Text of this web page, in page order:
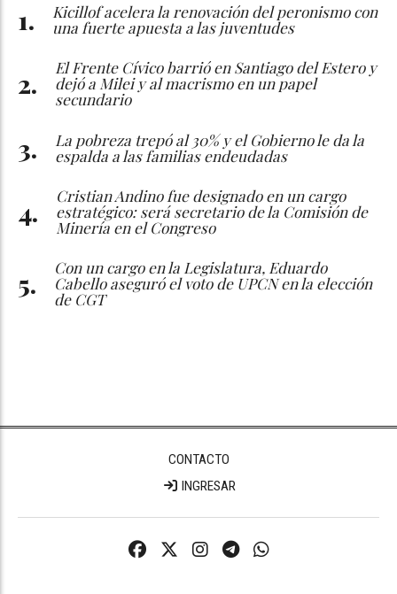
Kicillof acelera la renovación del peronismo con
una fuerte apuesta a las juventudes
El Frente Cívico barrió en Santiago del Estero y
dejó a Milei y al macrismo en un papel
secundario
La pobreza trepó al 30% y el Gobierno le da la
espalda a las familias endeudadas
Cristian Andino fue designado en un cargo
estratégico: será secretario de la Comisión de
Minería en el Congreso
Con un cargo en la Legislatura, Eduardo
Cabello aseguró el voto de UPCN en la elección
de CGT
CONTACTO
INGRESAR